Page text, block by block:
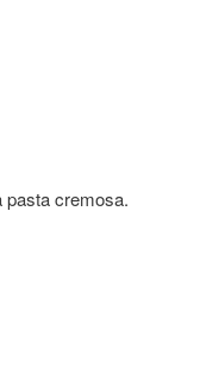
pasta cremosa.